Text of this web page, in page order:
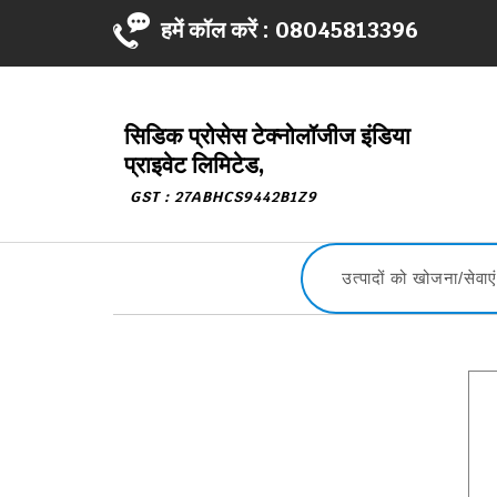
हमें कॉल करें : 08045813396
सिडिक प्रोसेस टेक्नोलॉजीज इंडिया
प्राइवेट लिमिटेड,
GST : 27ABHCS9442B1Z9